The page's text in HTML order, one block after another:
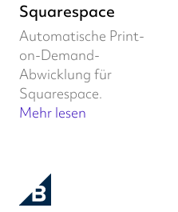
Squarespace
Automatische Print-
on-Demand-
Abwicklung für
Squarespace.
Mehr lesen